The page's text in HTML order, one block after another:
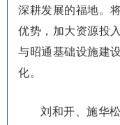
深耕发展的福地。
优势，加大资源投
与昭通基础设施建
化。
刘和开、施华松